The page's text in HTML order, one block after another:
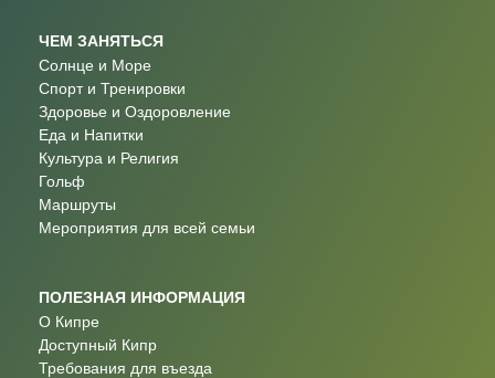
ЧЕМ ЗАНЯТЬСЯ
Солнце и Море
Спорт и Тренировки
Здоровье и Оздоровление
Еда и Напитки
Культура и Религия
Гольф
Маршруты
Мероприятия для всей семьи
ПОЛЕЗНАЯ ИНФОРМАЦИЯ
О Кипре
Доступный Кипр
Требования для въезда